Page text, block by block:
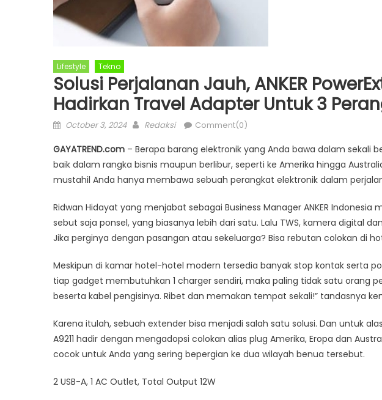
Lifestyle Tekno
Solusi Perjalanan Jauh, ANKER
Hadirkan Travel Adapter Untuk 3
Posted
October 3, 2024 Author
Redaksi Comment(0)
GAYATREND.com – Berapa barang elektronik yang Anda bawa dalam sekali
baik dalam rangka bisnis maupun berlibur, seperti ke Amerika hingga
mustahil Anda hanya membawa sebuah perangkat elektronik dalam
Ridwan Hidayat yang menjabat sebagai Business Manager ANKER Indonesia
sebut saja ponsel, yang biasanya lebih dari satu. Lalu TWS, kamera digital
Jika perginya dengan pasangan atau sekeluarga? Bisa rebutan colokan di
Meskipun di kamar hotel-hotel modern tersedia banyak stop kontak serta
tiap gadget membutuhkan 1 charger sendiri, maka paling tidak satu orang
beserta kabel pengisinya. Ribet dan memakan tempat sekali!” tandasnya
Karena itulah, sebuah extender bisa menjadi salah satu solusi. Dan untuk
A9211 hadir dengan mengadopsi colokan alias plug Amerika, Eropa dan
cocok untuk Anda yang sering bepergian ke dua wilayah benua tersebut.
2 USB-A, 1 AC Outlet, Total Output 12W